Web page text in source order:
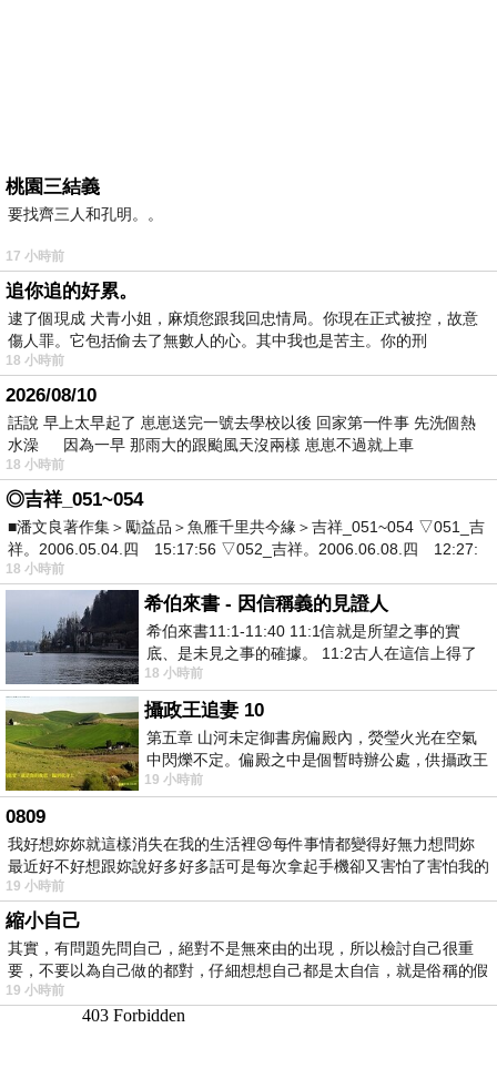
桃園三結義
要找齊三人和孔明。。
17 小時前
追你追的好累。
逮了個現成 犬青小姐，麻煩您跟我回忠情局。你現在正式被控，故意
傷人罪。它包括偷去了無數人的心。其中我也是苦主。你的刑
18 小時前
2026/08/10
話說 早上太早起了 崽崽送完一號去學校以後 回家第一件事 先洗個熱
水澡 因為一早 那雨大的跟颱風天沒兩樣 崽崽不過就上車
18 小時前
◎吉祥_051~054
■潘文良著作集＞勵益品＞魚雁千里共今緣＞吉祥_051~054 ▽051_吉
祥。2006.05.04.四 15:17:56 ▽052_吉祥。2006.06.08.四 12:27:
18 小時前
希伯來書 - 因信稱義的見證人
希伯來書11:1-11:40 11:1信就是所望之事的實
底、是未見之事的確據。 11:2古人在這信上得了
美好的證據。 11:3我們因着信、就知道
18 小時前
攝政王追妻 10
第五章 山河未定御書房偏殿內，熒瑩火光在空氣
中閃爍不定。偏殿之中是個暫時辦公處，供攝政王
於皇宮內廷裡處理公務已然很多年。房內
19 小時前
0809
我好想妳妳就這樣消失在我的生活裡😢每件事情都變得好無力想問妳
最近好不好想跟妳說好多好多話可是每次拿起手機卻又害怕了害怕我的
出現
19 小時前
縮小自己
其實，有問題先問自己，絕對不是無來由的出現，所以檢討自己很重
要，不要以為自己做的都對，仔細想想自己都是太自信，就是俗稱的假
19 小時前